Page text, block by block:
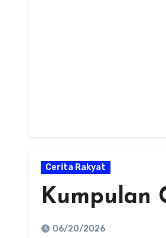
Cerita Rakyat
Kumpulan
06/20/2026